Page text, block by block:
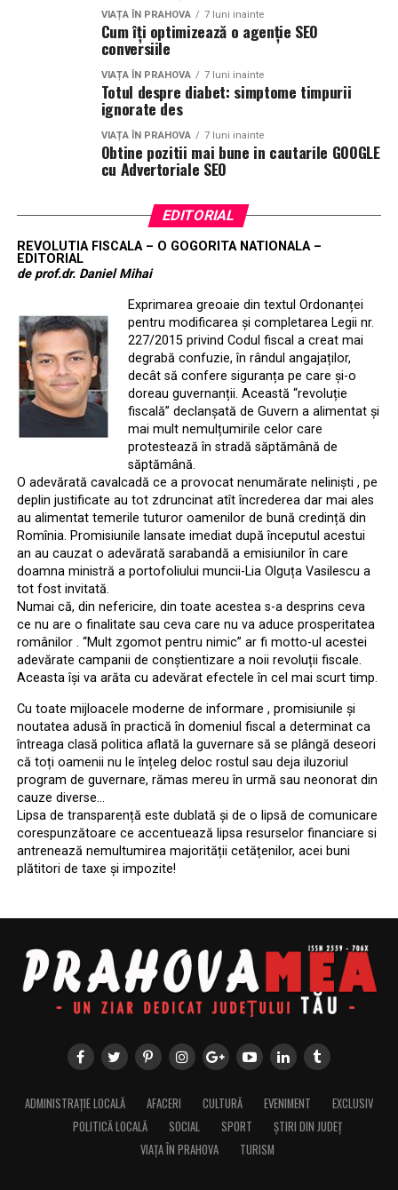
VIAȚA ÎN PRAHOVA 7 luni inainte
Cum îți optimizează o agenție SEO
conversiile
VIAȚA ÎN PRAHOVA 7 luni inainte
Totul despre diabet: simptome timpurii
ignorate des
VIAȚA ÎN PRAHOVA 7 luni inainte
Obtine pozitii mai bune in cautarile GOOGLE
cu Advertoriale SEO
EDITORIAL
REVOLUTIA FISCALA – O GOGORITA NATIONALA –
EDITORIAL
de prof.dr. Daniel Mihai
Exprimarea greoaie din textul Ordonanței
pentru modificarea și completarea Legii nr.
227/2015 privind Codul fiscal a creat mai
degrabă confuzie, în rândul angajaților,
decât să confere siguranța pe care și-o
doreau guvernanții. Această “revoluție
fiscală” declanșată de Guvern a alimentat și
mai mult nemulțumirile celor care
protestează în stradă săptămână de
săptămână.
O adevărată cavalcadă ce a provocat nenumărate neliniști , pe
deplin justificate au tot zdruncinat atît încrederea dar mai ales
au alimentat temerile tuturor oamenilor de bună credință din
Romînia. Promisiunile lansate imediat după începutul acestui
an au cauzat o adevărată sarabandă a emisiunilor în care
doamna ministră a portofoliului muncii-Lia Olguța Vasilescu a
tot fost invitată.
Numai că, din nefericire, din toate acestea s-a desprins ceva
ce nu are o finalitate sau ceva care nu va aduce prosperitatea
românilor . ‘‘Mult zgomot pentru nimic” ar fi motto-ul acestei
adevărate campanii de conștientizare a noii revoluții fiscale.
Aceasta își va arăta cu adevărat efectele în cel mai scurt timp.
Cu toate mijloacele moderne de informare , promisiunile și
noutatea adusă în practică în domeniul fiscal a determinat ca
întreaga clasă politica aflată la guvernare să se plângă deseori
că toți oamenii nu le înțeleg deloc rostul sau deja iluzoriul
program de guvernare, rămas mereu în urmă sau neonorat din
cauze diverse…
Lipsa de transparență este dublată și de o lipsă de comunicare
corespunzătoare ce accentuează lipsa resurselor financiare si
antrenează nemultumirea majorității cetățenilor, acei buni
plătitori de taxe și impozite!
ADMINISTRAȚIE LOCALĂ AFACERI CULTURĂ EVENIMENT
EXCLUSIV
POLITICĂ LOCALĂ
SOCIAL SPORT
ȘTIRI DIN JUDEȚ
VIAȚA ÎN PRAHOVA
TURISM